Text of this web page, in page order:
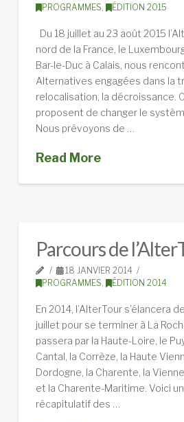
PROGRAMMES
ÉDITION 2015
Du 18 juillet au 23 août 2015
nord de la France, le
Bar-le-Duc à Calais, nous
Alternatives engagées dans la
relocalisation, la décroissance.
proposent de changer le
Nous prévoyons de …
Read More
Parcours de
18 JANVIER 2014
PROGRAMMES
ÉDITION 2014
En 2014, l’AlterTour s’élancera
juillet pour se terminer à La
passera par la Haute-Loire, le
Cantal, la Corrèze, la Haute
Dordogne, la Charente, la
et la Charente-Maritime. Voici
récapitulatif des …